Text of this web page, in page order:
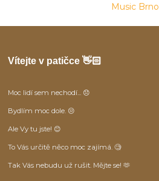
Music Brno
Vítejte v patičce 👋🏻
Moc lidí sem nechodí... 😞
Bydlím moc dole. 😒
Ale Vy tu jste! 😊
To Vás určitě něco moc zajímá. 🧐
Tak Vás nebudu už rušit. Mějte se! 🫶